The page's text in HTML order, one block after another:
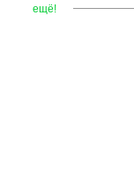
ещё! ————